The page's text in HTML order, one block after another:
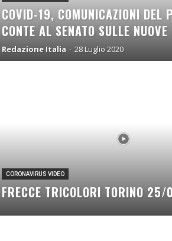
COVID-19, COMUNICAZIONI DEL
CONTE AL SENATO SULLE
Redazione Italia - 28 Luglio 2020
CORONAVIRUS VIDEO
FRECCE TRICOLORI TORINO